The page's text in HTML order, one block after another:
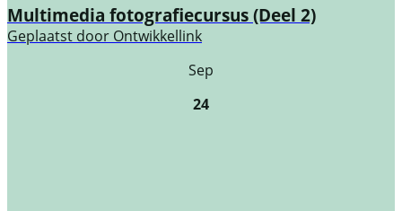
Multimedia fotografiecursus (Deel 2)
Geplaatst door Ontwikkellink
Sep
24